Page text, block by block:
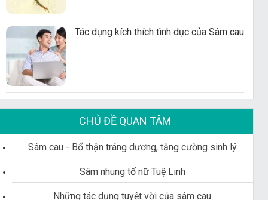
Tác dụng kích thích tình dục của Sâm cau
CHỦ ĐỀ QUAN TÂM
Sâm cau - Bổ thận tráng dương, tăng cường sinh lý
Sâm nhung tố nữ Tuệ Linh
Những tác dụng tuyệt vời của sâm cau